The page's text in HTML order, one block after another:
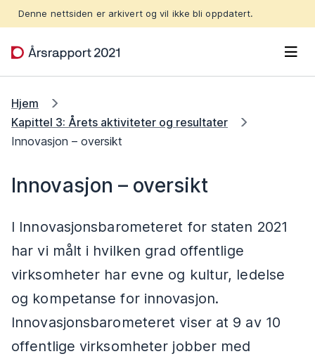
Hopp til hovedinnhold
Denne nettsiden er arkivert og vil ikke bli oppdatert.
Hjem
Kapittel 3: Årets aktiviteter og resultater
Innovasjon – oversikt
Innovasjon – oversikt
I Innovasjonsbarometeret for staten 2021
har vi målt i hvilken grad offentlige
virksomheter har evne og kultur, ledelse
og kompetanse for innovasjon.
Innovasjonsbarometeret viser at 9 av 10
offentlige virksomheter jobber med